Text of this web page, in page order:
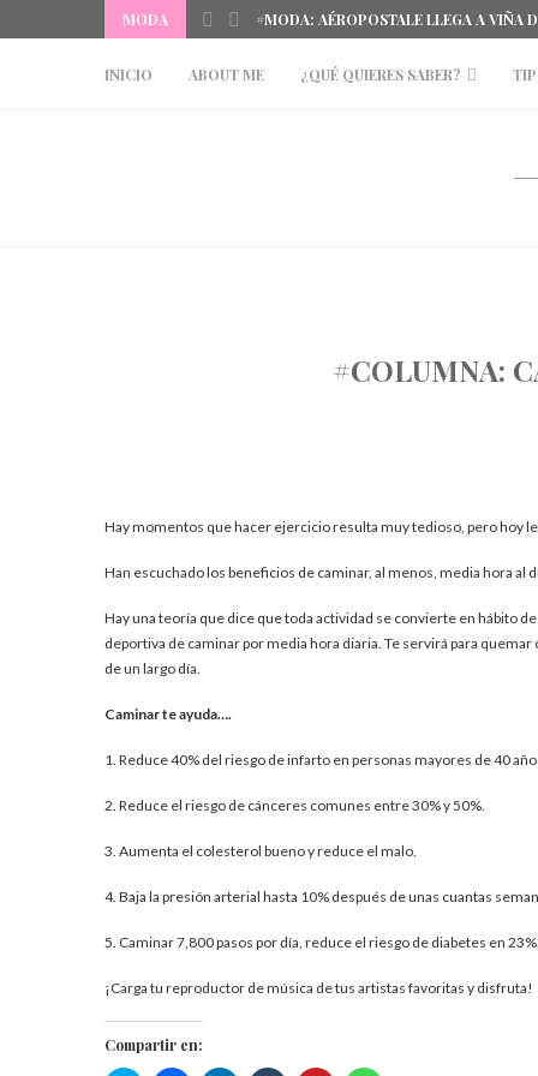
MODA #MODA: AÉROPOSTALE LLEGA A VIÑA
INICIO ABOUT ME ¿QUÉ QUIERES SABER?
#COLUMNA:
Hay momentos que hacer ejercicio resulta muy tedioso, pero hoy
Han escuchado los beneficios de caminar, al menos, media hora al
Hay una teoría que dice que toda actividad se convierte en hábito
deportiva de caminar por media hora diaria. Te servirá para
de un largo día.
Caminar te ayuda….
1. Reduce 40% del riesgo de infarto en personas mayores de 40
2. Reduce el riesgo de cánceres comunes entre 30% y 50%.
3. Aumenta el colesterol bueno y reduce el malo.
4. Baja la presión arterial hasta 10% después de unas cuantas
5. Caminar 7,800 pasos por día, reduce el riesgo de diabetes en 23%.
¡Carga tu reproductor de música de tus artistas favoritas y disfruta!
Compartir en: